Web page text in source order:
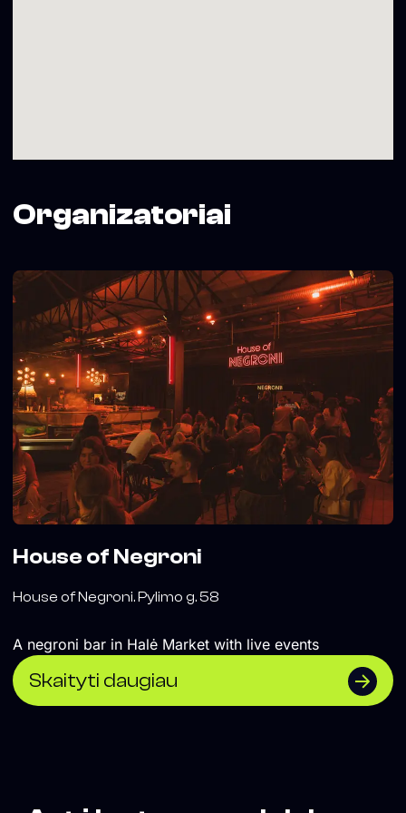
Organizatoriai
House of Negroni
House of Negroni. Pylimo g. 58
A negroni bar in Halė Market with live events
Skaityti daugiau